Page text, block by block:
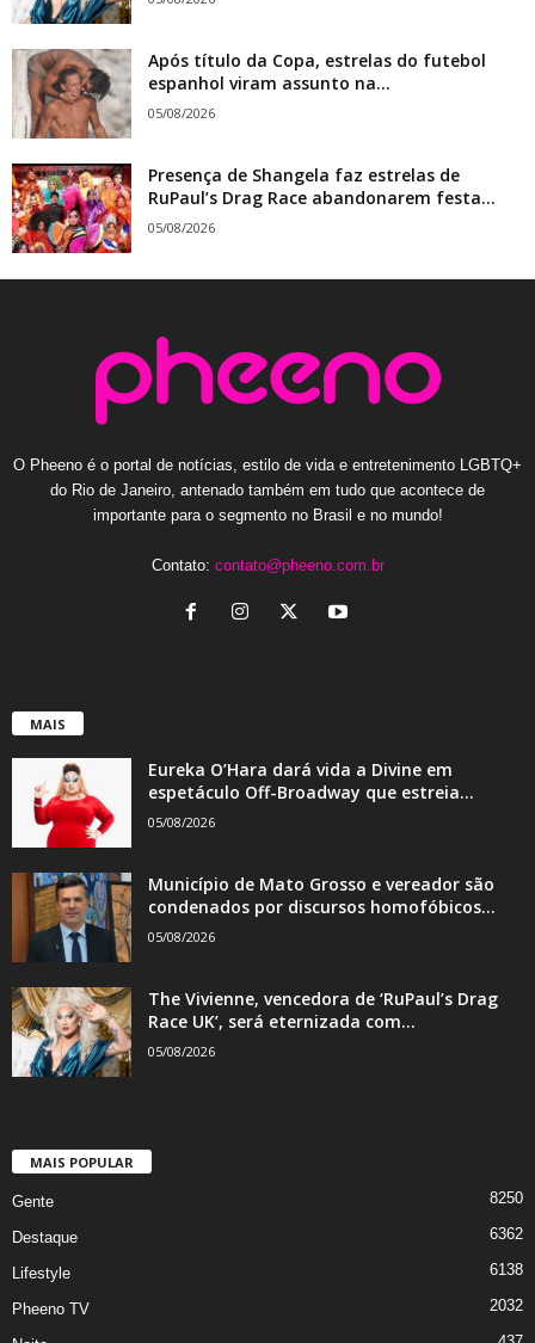
Após título da Copa, estrelas do futebol
espanhol viram assunto na...
05/08/2026
Presença de Shangela faz estrelas de
RuPaul’s Drag Race abandonarem festa...
05/08/2026
O Pheeno é o portal de notícias, estilo de vida e entretenimento LGBTQ+
do Rio de Janeiro, antenado também em tudo que acontece de
importante para o segmento no Brasil e no mundo!
Contato: contato@pheeno.com.br
MAIS
Eureka O’Hara dará vida a Divine em
espetáculo Off-Broadway que estreia...
05/08/2026
Município de Mato Grosso e vereador são
condenados por discursos homofóbicos...
05/08/2026
The Vivienne, vencedora de ‘RuPaul’s Drag
Race UK’, será eternizada com...
05/08/2026
MAIS POPULAR
Gente 8250
Destaque 6362
Lifestyle 6138
Pheeno TV 2032